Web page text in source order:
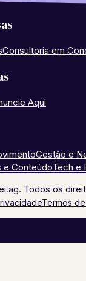
Consultoria em
Aqui
Gestão e
e ConteúdoTech e
Todos os
Termos